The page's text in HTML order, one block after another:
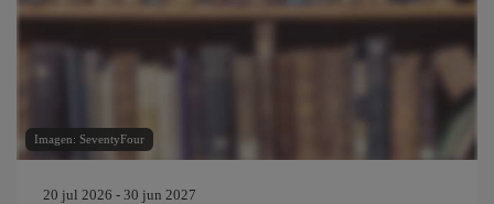
Imagen: SeventyFour
20 jul 2026 - 30 jun 2027